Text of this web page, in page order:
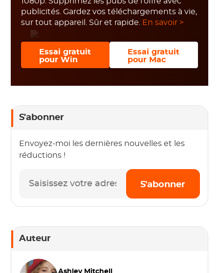
publicités. Gardez vos téléchargements à vie,
sur tout appareil. Sûr et rapide. En savoir >
Essai gratuit
pour Win
Essai gratuit
pour Mac
S'abonner
Envoyez-moi les dernières nouvelles et les
réductions !
S'abonner
Auteur